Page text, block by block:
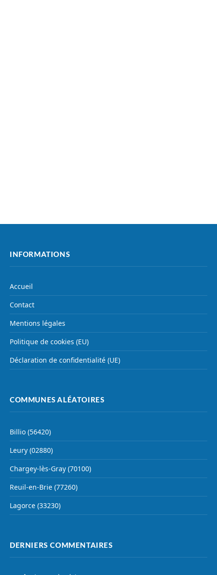
INFORMATIONS
Accueil
Contact
Mentions légales
Politique de cookies (EU)
Déclaration de confidentialité (UE)
COMMUNES ALÉATOIRES
Billio (56420)
Leury (02880)
Chargey-lès-Gray (70100)
Reuil-en-Brie (77260)
Lagorce (33230)
DERNIERS COMMENTAIRES